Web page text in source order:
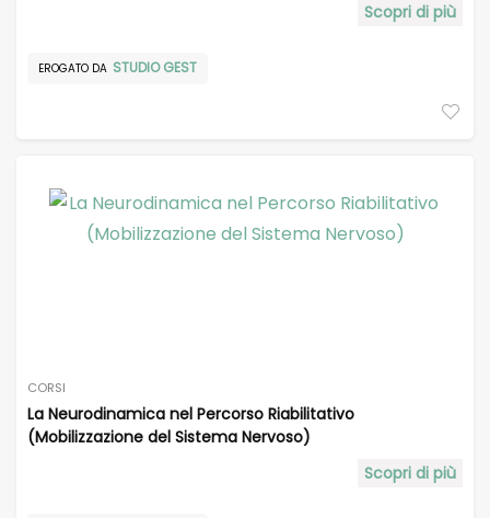
Scopri di più
EROGATO DA STUDIO GEST
CORSI
La Neurodinamica nel Percorso Riabilitativo
(Mobilizzazione del Sistema Nervoso)
Scopri di più